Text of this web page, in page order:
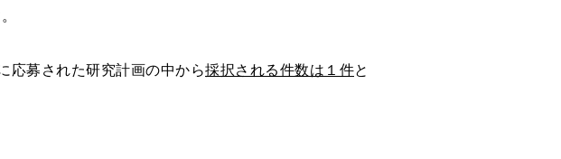
応募された研究計画の中から採択される件数は１件と